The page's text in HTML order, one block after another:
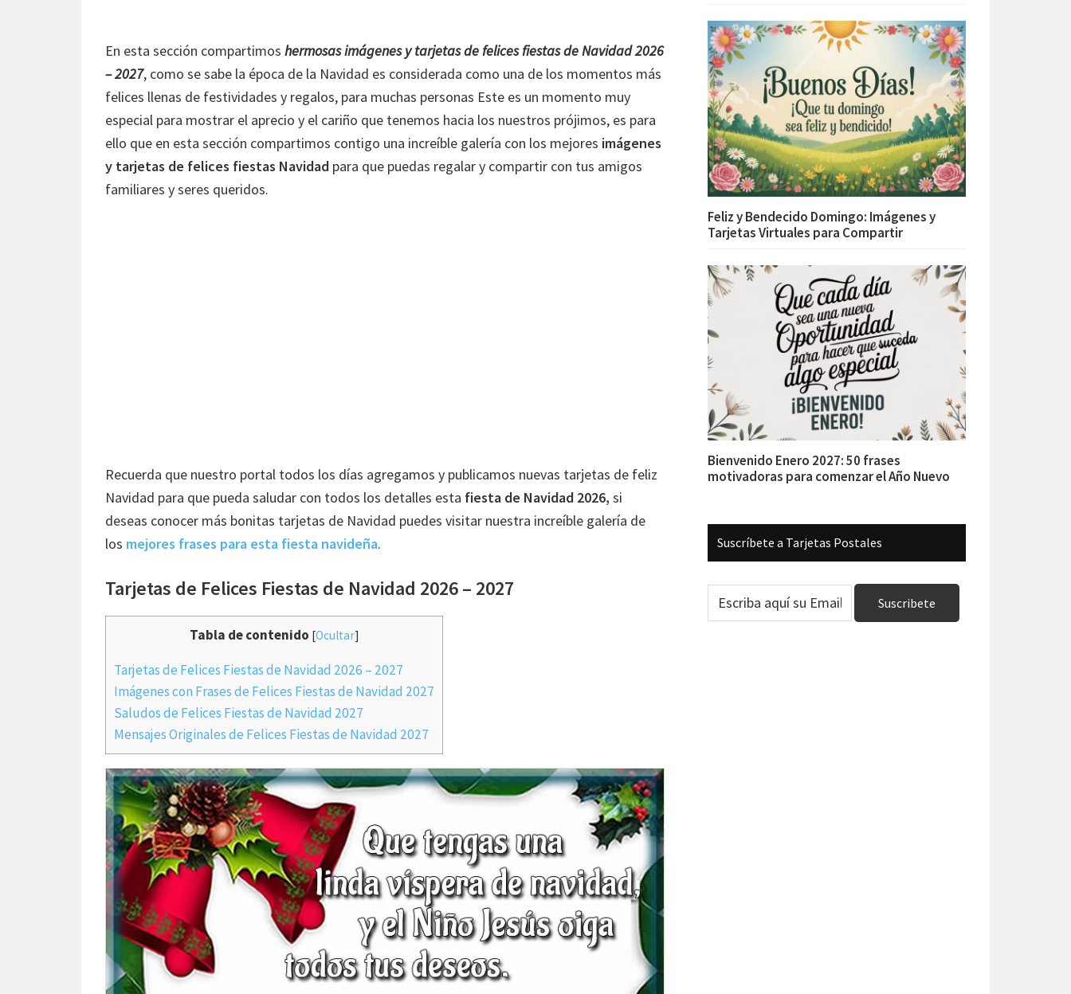
En esta sección compartimos hermosas imágenes y tarjetas de felices fiestas de Navidad 2026
– 2027, como se sabe la época de la Navidad es considerada como una de los momentos más
felices llenas de festividades y regalos, para muchas personas Este es un momento muy
especial para mostrar el aprecio y el cariño que tenemos hacia los nuestros prójimos, es para
ello que en esta sección compartimos contigo una increíble galería con los mejores imágenes
y tarjetas de felices fiestas Navidad para que puedas regalar y compartir con tus amigos
familiares y seres queridos.
Recuerda que nuestro portal todos los días agregamos y publicamos nuevas tarjetas de feliz
Navidad para que pueda saludar con todos los detalles esta fiesta de Navidad 2026, si
deseas conocer más bonitas tarjetas de Navidad puedes visitar nuestra increíble galería de
los mejores frases para esta fiesta navideña.
Tarjetas de Felices Fiestas de Navidad 2026 – 2027
Tabla de contenido [Ocultar]
Tarjetas de Felices Fiestas de Navidad 2026 – 2027
Imágenes con Frases de Felices Fiestas de Navidad 2027
Saludos de Felices Fiestas de Navidad 2027
Mensajes Originales de Felices Fiestas de Navidad 2027
Feliz y Bendecido Domingo: Imágenes y
Tarjetas Virtuales para Compartir
Bienvenido Enero 2027: 50 frases
motivadoras para comenzar el Año Nuevo
Suscríbete a Tarjetas Postales